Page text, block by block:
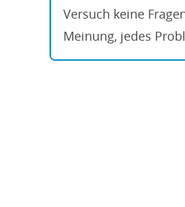
Versuch keine
Meinung, jedes